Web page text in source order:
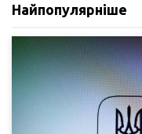
Найпопулярніше